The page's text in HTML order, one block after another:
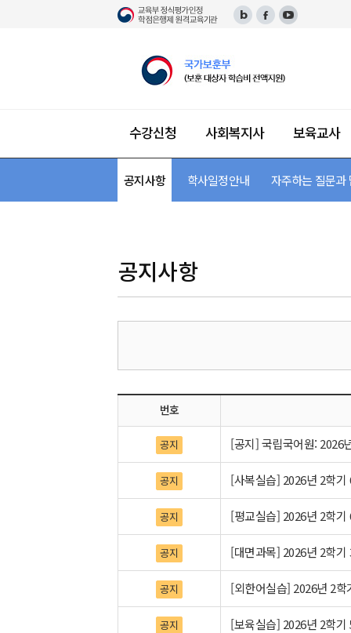
수강신청
단과 수강신청 패키지 수강신청
사회복지사
사회복지사 소개 자격증 안내 및 이수
보육교사
보육교사 소개 자격증 안내 및 이수 과
장애영유아보육교사 소개 자격증 안
한국어교원 소개 자격증 안내 및 이수
평생교육사 소개 자격증 안내 및 이수
미용학 소개 교육과정 안내 및 이수 과
건강가정사 소개 자격 안내 및 이수
경영학 소개 필수 이수 과목
습
지
공지사항 학사일정안내 자주하는 질문과
공지사항
번호
공지 [공지] 국립국어원: 2026
공지 [사복실습] 2026년 2학
공지 [평교실습] 2026년 2학
공지 [대면과목] 2026년 2학
공지 [외한어실습] 2026년 2
공지 [보육실습] 2026년 2학